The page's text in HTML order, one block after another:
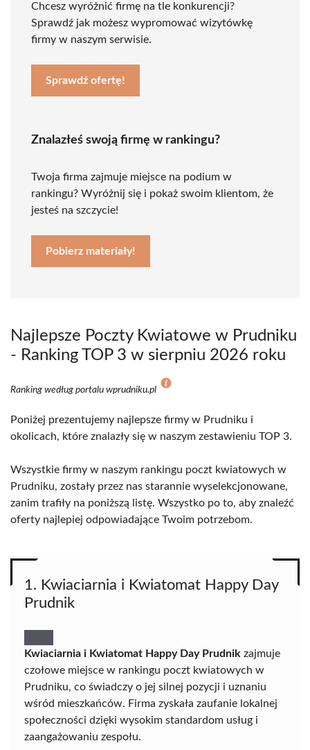
Chcesz wyróżnić firmę na tle konkurencji?
Sprawdź jak możesz wypromować wizytówkę
firmy w naszym serwisie.
Sprawdź ofertę!
Znalazłeś swoją firmę w rankingu?
Twoja firma zajmuje miejsce na podium w
rankingu? Wyróżnij się i pokaż swoim klientom, że
jesteś na szczycie!
Pobierz materiały!
Najlepsze Poczty Kwiatowe w Prudniku
- Ranking TOP 3 w sierpniu 2026 roku
Ranking według portalu wprudniku.pl
Poniżej prezentujemy najlepsze firmy w Prudniku i
okolicach, które znalazły się w naszym zestawieniu TOP 3.
Wszystkie firmy w naszym rankingu poczt kwiatowych w
Prudniku, zostały przez nas starannie wyselekcjonowane,
zanim trafiły na poniższą listę. Wszystko po to, aby znaleźć
oferty najlepiej odpowiadające Twoim potrzebom.
1. Kwiaciarnia i Kwiatomat Happy Day
Prudnik
Kwiaciarnia i Kwiatomat Happy Day Prudnik zajmuje
czołowe miejsce w rankingu poczt kwiatowych w
Prudniku, co świadczy o jej silnej pozycji i uznaniu
wśród mieszkańców. Firma zyskała zaufanie lokalnej
społeczności dzięki wysokim standardom usług i
zaangażowaniu zespołu.